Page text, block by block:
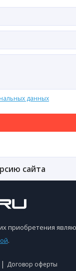
данных
сайта
приобретения
.
| Договор оферты